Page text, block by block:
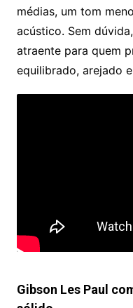
médias, um tom
acústico. Sem
atraente para quem
equilibrado, arejado
Gibson Les Paul